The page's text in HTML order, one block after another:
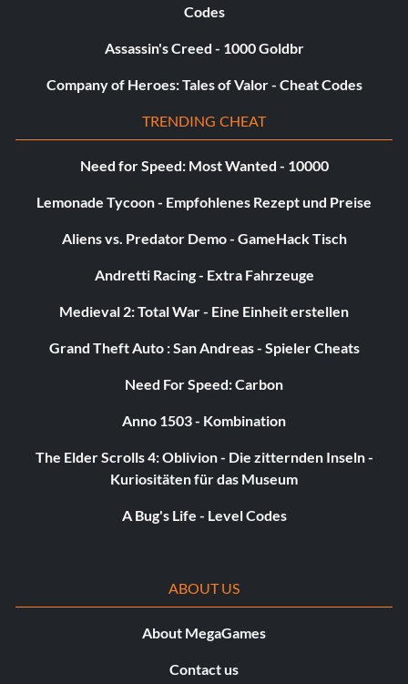
Startorte landen.
Element [Element] [Nummer]
- Fügt eine bestimmte Anzahl von Gegenständen zu
zwei Wörtern besteht,
laichen [Element] [Nummer]
Kreaturen vor dem Spieler ab, z. B. Seegleiter 1 ablegen.
- Löscht alles in Ihrem Inventar.
Codes
Assassin's Creed - 1000 Goldbr
Company of Heroes: Tales of Valor - Cheat Codes
TRENDING CHEAT
Need for Speed: Most Wanted - 10000
Lemonade Tycoon - Empfohlenes Rezept und Preise
Aliens vs. Predator Demo - GameHack Tisch
Andretti Racing - Extra Fahrzeuge
Medieval 2: Total War - Eine Einheit erstellen
Grand Theft Auto : San Andreas - Spieler Cheats
Need For Speed: Carbon
Anno 1503 - Kombination
The Elder Scrolls 4: Oblivion - Die zitternden Inseln -
Kuriositäten für das Museum
A Bug's Life - Level Codes
ABOUT US
About MegaGames
Contact us